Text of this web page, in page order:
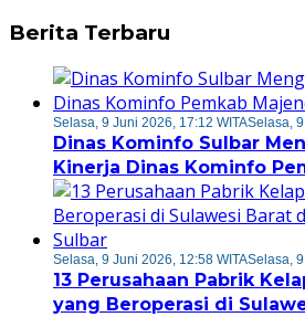
Berita Terbaru
Selasa, 9 Juni 2026, 17:12 WITASelasa,
Dinas Kominfo Sulbar
Kinerja Dinas Kominfo
Selasa, 9 Juni 2026, 12:58 WITASelasa,
13 Perusahaan Pabrik
yang Beroperasi di